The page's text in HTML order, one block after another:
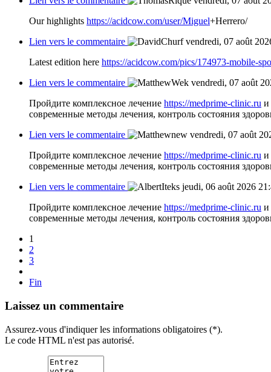
Our highlights https://acidcow.com/user/Miguel+Herrero/
Lien vers le commentaire
vendredi, 07 août
Latest edition here https://acidcow.com/pics/174973-mobile-
Lien vers le commentaire
vendredi, 07 août
Пройдите комплексное лечение https://medprime-clinic.ru и
современные методы лечения, контроль состояния
Lien vers le commentaire
vendredi, 07 août
Пройдите комплексное лечение https://medprime-clinic.ru и
современные методы лечения, контроль состояния
Lien vers le commentaire
jeudi, 06 août 2026
Пройдите комплексное лечение https://medprime-clinic.ru и
современные методы лечения, контроль состояния
1
2
3
Fin
Laissez un commentaire
Assurez-vous d'indiquer les informations obligatoires (*).
Le code HTML n'est pas autorisé.